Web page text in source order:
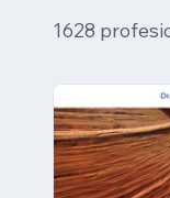
1628